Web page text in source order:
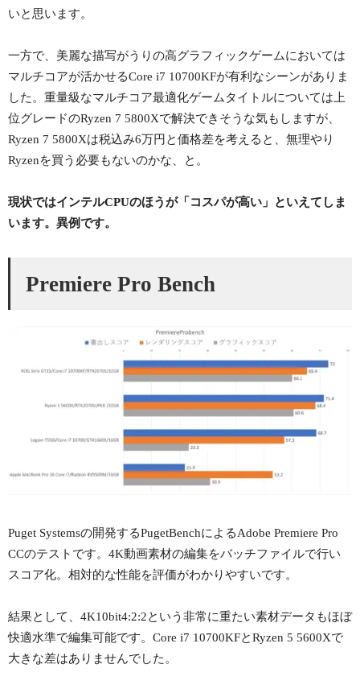
いと思います。
一方で、美麗な描写がうりの高グラフィックゲームにおいては
マルチコアが活かせるCore i7 10700KFが有利なシーンがありま
した。重量級なマルチコア最適化ゲームタイトルについては上
位グレードのRyzen 7 5800Xで解決できそうな気もしますが、
Ryzen 7 5800Xは税込み6万円と価格差を考えると、無理やり
Ryzenを買う必要もないのかな、と。
現状ではインテルCPUのほうが「コスパが高い」といえてしま
います。 異例です。
Premiere Pro Bench
Puget Systemsの開発するPugetBenchによるAdobe Premiere Pro
CCのテストです。4K動画素材の編集をバッチファイルで行い
スコア化。相対的な性能を評価がわかりやすいです。
結果として、4K10bit4:2:2という非常に重たい素材データもほぼ
快適水準で編集可能です。Core i7 10700KFとRyzen 5 5600Xで
大きな差はありませんでした。